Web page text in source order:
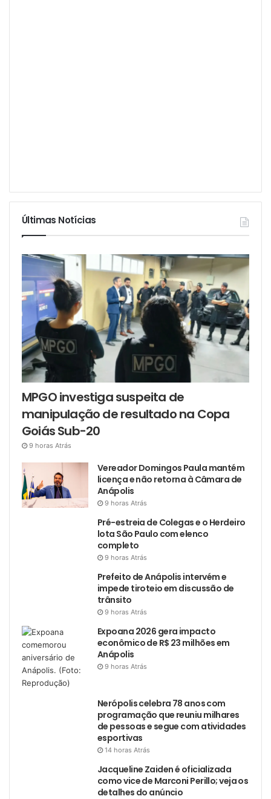
Últimas Notícias
MPGO investiga suspeita de
manipulação de resultado na Copa
Goiás Sub-20
9 horas Atrás
Vereador Domingos Paula mantém
licença e não retorna à Câmara de
Anápolis
9 horas Atrás
Pré-estreia de Colegas e o Herdeiro
lota São Paulo com elenco
completo
9 horas Atrás
Prefeito de Anápolis intervém e
impede tiroteio em discussão de
trânsito
9 horas Atrás
Expoana 2026 gera impacto
econômico de R$ 23 milhões em
Anápolis
9 horas Atrás
Nerópolis celebra 78 anos com
programação que reuniu milhares
de pessoas e segue com atividades
esportivas
14 horas Atrás
Jacqueline Zaiden é oficializada
como vice de Marconi Perillo; veja os
detalhes do anúncio